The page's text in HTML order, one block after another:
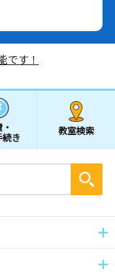
です！
き
教室検索